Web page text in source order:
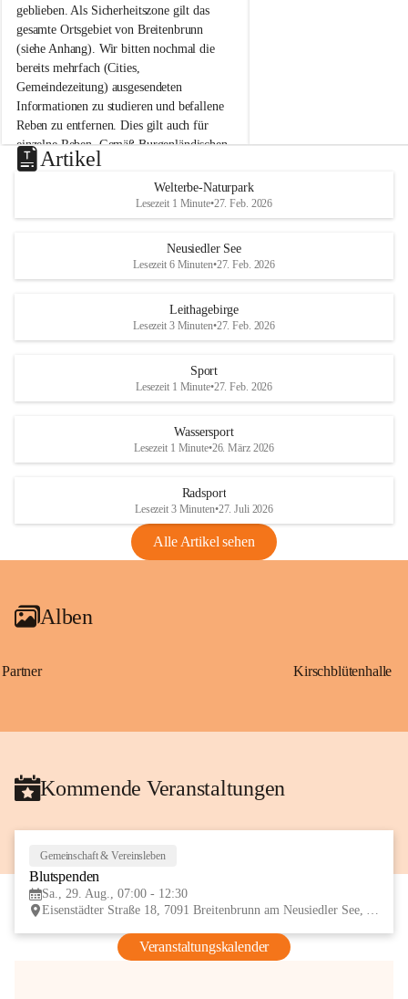
r
u
n
n
a
m
N
e
u
s
d
S
geblieben. Als Sicherheitszone gilt das
gesamte Ortsgebiet von Breitenbrunn
(siehe Anhang). Wir bitten nochmal die
bereits mehrfach (Cities,
Gemeindezeitung) ausgesendeten
Informationen zu studieren und befallene
Reben zu entfernen. Dies gilt auch für
einzelne Reben. Gemäß Burgenländischen
Weinbaugesetz sind nicht gepflegte oder
unzulässige Weingärten zu roden! Bitte
helfen wir zusammen um unsere Winzer
vor den prognostizierten Ernteausfällen
und den daraus folgenden wirtschaftlichen
Maßnahmen zur Bekämpfung
Rebe und der Amerikanischen
Anhang VBl. EU Nr. 18
1 Seite•1,4 MB
VBl. EU Nr. 18_2026
u
e
d
r
S
Artikel
Welterbe-Naturpark
Lesezeit 1 Minute•27. Feb. 2026
Neusiedler See
Lesezeit 6 Minuten•27. Feb. 2026
Leithagebirge
Lesezeit 3 Minuten•27. Feb. 2026
Sport
Lesezeit 1 Minute•27. Feb. 2026
Wassersport
Lesezeit 1 Minute•26. März 2026
Radsport
Lesezeit 3 Minuten•27. Juli 2026
Alle Artikel sehen
Alben
Partner Kirschblütenhalle
Kommende Veranstaltungen
Gemeinschaft & Vereinsleben
Blutspenden
Sa., 29. Aug., 07:00 - 12:30
Eisenstädter Straße 18, 7091 Breitenbrunn am Neusiedler See, AUT
Veranstaltungskalender